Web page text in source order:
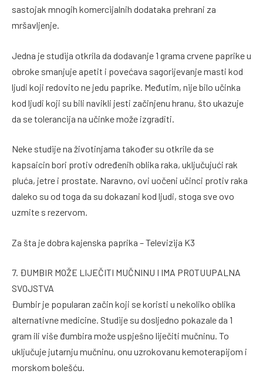
sastojak mnogih komercijalnih dodataka prehrani za
mršavljenje.
Jedna je studija otkrila da dodavanje 1 grama crvene paprike u
obroke smanjuje apetit i povećava sagorijevanje masti kod
ljudi koji redovito ne jedu paprike. Međutim, nije bilo učinka
kod ljudi koji su bili navikli jesti začinjenu hranu, što ukazuje
da se tolerancija na učinke može izgraditi.
Neke studije na životinjama također su otkrile da se
kapsaicin bori protiv određenih oblika raka, uključujući rak
pluća, jetre i prostate. Naravno, ovi uočeni učinci protiv raka
daleko su od toga da su dokazani kod ljudi, stoga sve ovo
uzmite s rezervom.
Za šta je dobra kajenska paprika – Televizija K3
7. ĐUMBIR MOŽE LIJEČITI MUČNINU I IMA PROTUUPALNA
SVOJSTVA
Đumbir je popularan začin koji se koristi u nekoliko oblika
alternativne medicine. Studije su dosljedno pokazale da 1
gram ili više đumbira može uspješno liječiti mučninu. To
uključuje jutarnju mučninu, onu uzrokovanu kemoterapijom i
morskom bolešću.